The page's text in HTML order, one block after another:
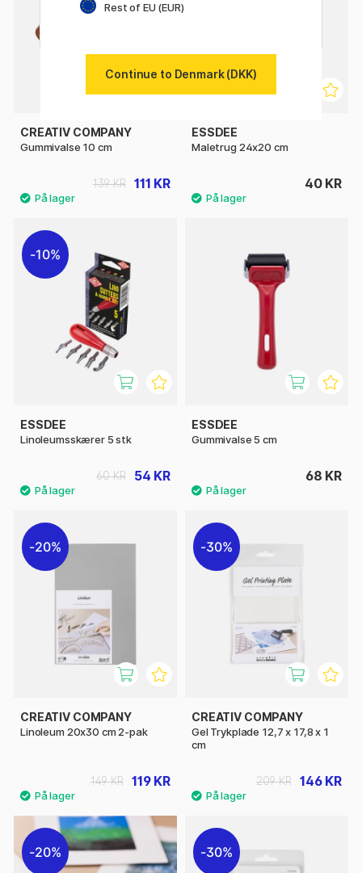
CREATIV COMPANY
Gummivalse 10 cm
111 KR
139 KR
ESSDEE
Maletrug 24x20 cm
40 KR
10%
ESSDEE
Linoleumsskærer 5 stk
54 KR
60 KR
ESSDEE
Gummivalse 5 cm
68 KR
20%
CREATIV COMPANY
Linoleum 20x30 cm 2-pak
119 KR
149 KR
30%
CREATIV COMPANY
Gel Trykplade 12,7 x 17,8 x 1
cm
146 KR
209 KR
20% 30%
Rest of EU (EUR)
Continue to Denmark (DKK)